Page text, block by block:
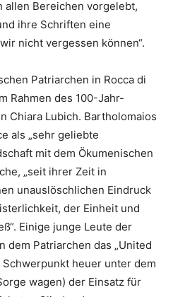
allen Bereichen vorgelebt,
ihre Schriften eine
nicht vergessen können“.
Patriarchen in Rocca di
Rahmen des 100-Jahr-
Chiara Lubich. Bartholomaios
als „sehr geliebte
mit dem Ökumenischen
„seit ihrer Zeit in
unauslöschlichen Eindruck
der Einheit und
Einige junge Leute der
dem Patriarchen das „United
Schwerpunkt heuer unter dem
wagen) der Einsatz für